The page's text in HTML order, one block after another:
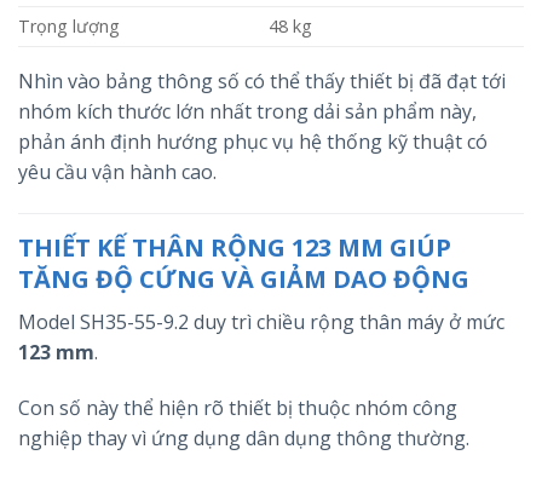
Trọng lượng
48 kg
Nhìn vào bảng thông số có thể thấy thiết bị đã đạt tới
nhóm kích thước lớn nhất trong dải sản phẩm này,
phản ánh định hướng phục vụ hệ thống kỹ thuật có
yêu cầu vận hành cao.
THIẾT KẾ THÂN RỘNG 123 MM GIÚP
TĂNG ĐỘ CỨNG VÀ GIẢM DAO ĐỘNG
Model SH35-55-9.2 duy trì chiều rộng thân máy ở mức
123 mm.
Con số này thể hiện rõ thiết bị thuộc nhóm công
nghiệp thay vì ứng dụng dân dụng thông thường.